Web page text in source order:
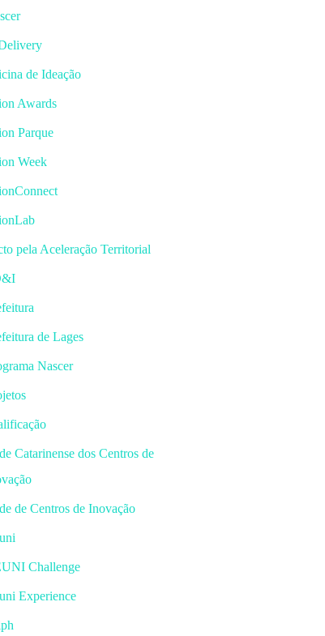
de Ideação
Awards
Parque
Week
pela Aceleração Territorial
de Lages
Nascer
Catarinense dos Centros de
de Centros de Inovação
Challenge
Experience